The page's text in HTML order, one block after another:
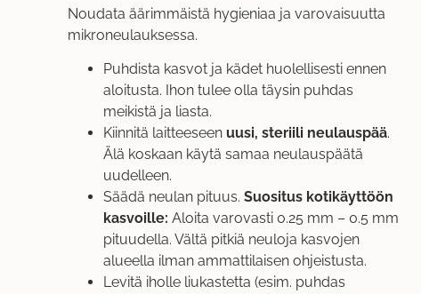
Noudata äärimmäistä hygieniaa ja varovaisuutta
mikroneulauksessa.
Puhdista kasvot ja kädet huolellisesti ennen
aloitusta. Ihon tulee olla täysin puhdas
meikistä ja liasta.
Kiinnitä laitteeseen uusi, steriili neulauspää.
Älä koskaan käytä samaa neulauspäätä
uudelleen.
Säädä neulan pituus. Suositus kotikäyttöön
kasvoille: Aloita varovasti 0.25 mm – 0.5 mm
pituudella. Vältä pitkiä neuloja kasvojen
alueella ilman ammattilaisen ohjeistusta.
Levitä iholle liukastetta (esim. puhdas